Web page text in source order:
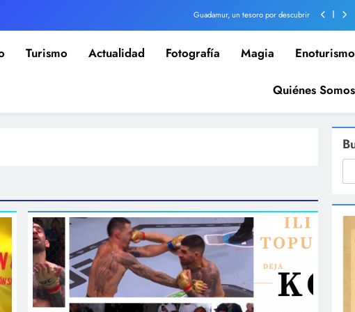
Guadamur, un tesoro por descubrir
Turismo Actualidad Fotografía Magia
Quiénes Somos